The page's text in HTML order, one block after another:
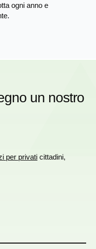
ogni anno e
un nostro
per privati cittadini,